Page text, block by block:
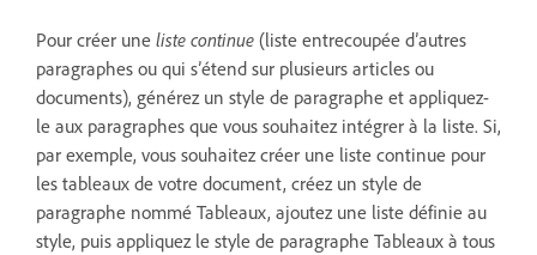
Pour créer une liste continue (liste entrecoupée d’autres
paragraphes ou qui s’étend sur plusieurs articles ou
documents), générez un style de paragraphe et appliquez-
le aux paragraphes que vous souhaitez intégrer à la liste. Si,
par exemple, vous souhaitez créer une liste continue pour
les tableaux de votre document, créez un style de
paragraphe nommé Tableaux, ajoutez une liste définie au
style, puis appliquez le style de paragraphe Tableaux à tous